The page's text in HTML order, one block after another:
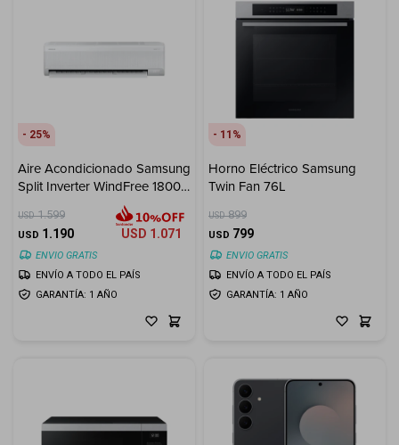
25
Aire Acondicionado Samsung
Split Inverter WindFree 18000
USD 1.599
USD 1.190 USD 1.071
ENVIO GRATIS
GARANTÍA: 1 AÑO
ENVÍO A TODO EL PAÍS
11
Horno Eléctrico Samsung
Twin Fan 76L
USD 899
USD 799
ENVIO GRATIS
GARANTÍA: 1 AÑO
ENVÍO A TODO EL PAÍS